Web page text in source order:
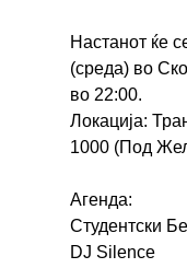
Настанот ќе
(среда) во
во 22:00.
Локација:
1000 (Под
Агенда:
Студентски
DJ Silence